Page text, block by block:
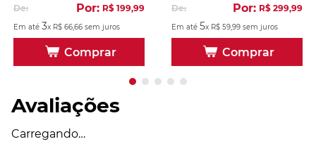
De: Por: R$ 199,99
Em até 3x R$ 6666 sem juros
Comprar
De: Por: R$ 299,99
Em até 5x R$ 5999 sem juros
Comprar
Avaliações
Carregando…